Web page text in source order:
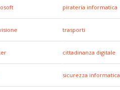
pirateria informatica
trasporti
cittadinanza digitale
sicurezza informatica